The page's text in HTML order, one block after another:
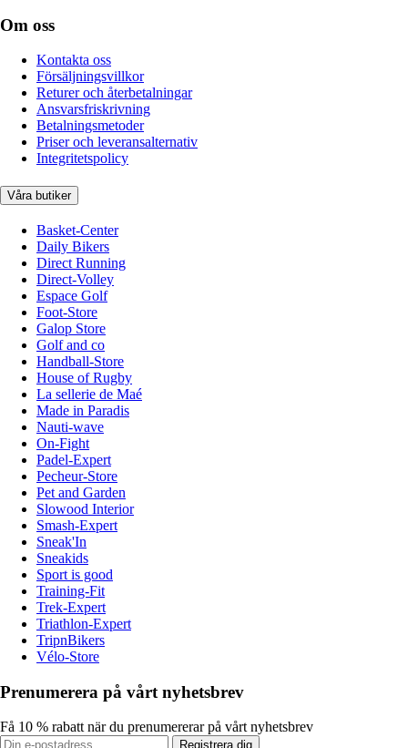
Om oss
Kontakta oss
Försäljningsvillkor
Returer och återbetalningar
Ansvarsfriskrivning
Betalningsmetoder
Priser och leveransalternativ
Integritetspolicy
Våra butiker
Basket-Center
Daily Bikers
Direct Running
Direct-Volley
Espace Golf
Foot-Store
Galop Store
Golf and co
Handball-Store
House of Rugby
La sellerie de Maé
Made in Paradis
Nauti-wave
On-Fight
Padel-Expert
Pecheur-Store
Pet and Garden
Slowood Interior
Smash-Expert
Sneak'In
Sneakids
Sport is good
Training-Fit
Trek-Expert
Triathlon-Expert
TripnBikers
Vélo-Store
Prenumerera på vårt nyhetsbrev
Få 10 % rabatt när du prenumererar på vårt nyhetsbrev
Registrera dig